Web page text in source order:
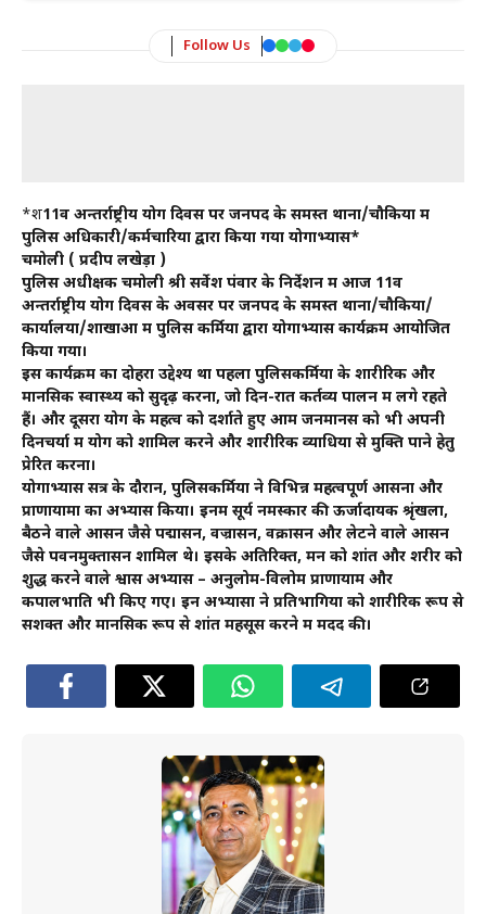
Follow Us
*श11वें अन्तर्राष्ट्रीय योग दिवस पर जनपद के समस्त थाना/चौकियों में
पुलिस अधिकारी/कर्मचारियों द्वारा किया गया योगाभ्यास*
चमोली ( प्रदीप लखेड़ा )
पुलिस अधीक्षक चमोली श्री सर्वेश पंवार के निर्देशन में आज 11वें
अन्तर्राष्ट्रीय योग दिवस के अवसर पर जनपद के समस्त थाना/चौकियों/
कार्यालयों/शाखाओं में पुलिस कर्मियों द्वारा योगाभ्यास कार्यक्रम आयोजित
किया गया।
इस कार्यक्रम का दोहरा उद्देश्य था पहला पुलिसकर्मियों के शारीरिक और
मानसिक स्वास्थ्य को सुदृढ़ करना, जो दिन-रात कर्तव्य पालन में लगे रहते
हैं। और दूसरा योग के महत्व को दर्शाते हुए आम जनमानस को भी अपनी
दिनचर्या में योग को शामिल करने और शारीरिक व्याधियों से मुक्ति पाने हेतु
प्रेरित करना।
योगाभ्यास सत्र के दौरान, पुलिसकर्मियों ने विभिन्न महत्वपूर्ण आसनों और
प्राणायामों का अभ्यास किया। इनमें सूर्य नमस्कार की ऊर्जादायक श्रृंखला,
बैठने वाले आसन जैसे पद्मासन, वज्रासन, वक्रासन और लेटने वाले आसन
जैसे पवनमुक्तासन शामिल थे। इसके अतिरिक्त, मन को शांत और शरीर को
शुद्ध करने वाले श्वास अभ्यास – अनुलोम-विलोम प्राणायाम और
कपालभाति भी किए गए। इन अभ्यासों ने प्रतिभागियों को शारीरिक रूप से
सशक्त और मानसिक रूप से शांत महसूस करने में मदद की।